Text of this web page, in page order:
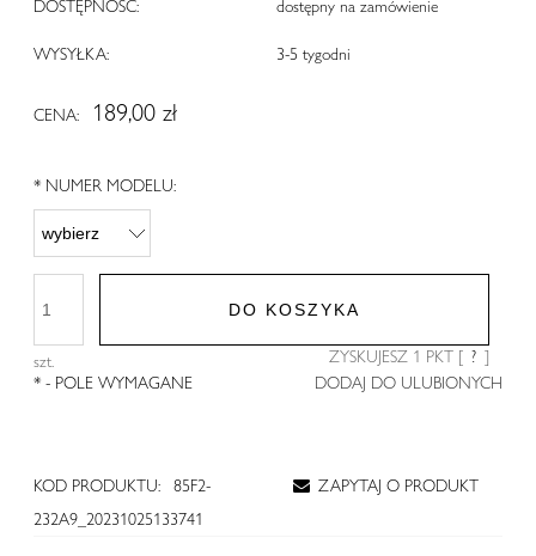
DOSTĘPNOŚĆ: dostępny na zamówienie
WYSYŁKA: 3-5 tygodni
CENA: 189,00 zł
* NUMER MODELU:
szt.
DO KOSZYKA
ZYSKUJESZ 1 PKT [ ? ]
DODAJ DO ULUBIONYCH
* - POLE WYMAGANE
KOD PRODUKTU:
85F2-
232A9_20231025133741
ZAPYTAJ O PRODUKT